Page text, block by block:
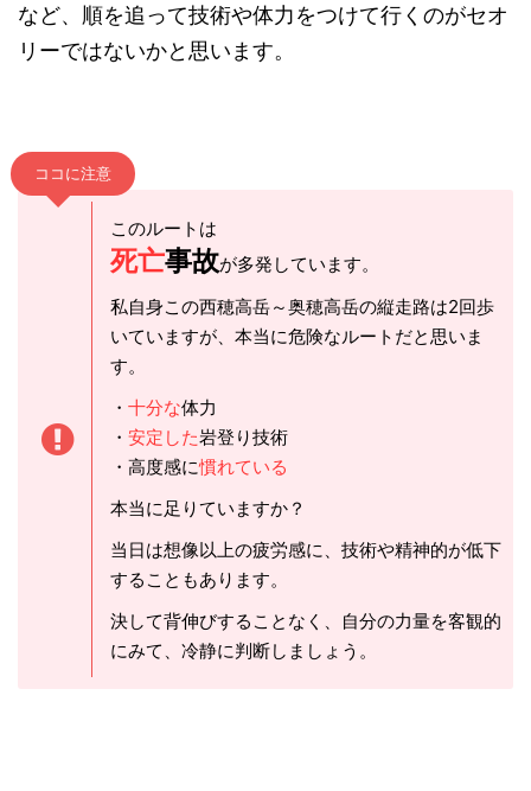
など、順を追って技術や体力をつけて行くのがセオ
リーではないかと思います。
ココに注意
このルートは
死亡事故が多発しています。
私自身この西穂高岳～奥穂高岳の縦走路は2回歩
いていますが、本当に危険なルートだと思いま
す。
・ 十分な体力
・ 安定した岩登り技術
・高度感に慣れている
本当に足りていますか？
当日は想像以上の疲労感に、技術や精神的が低下
することもあります。
決して背伸びすることなく、自分の力量を客観的
にみて、冷静に判断しましょう。